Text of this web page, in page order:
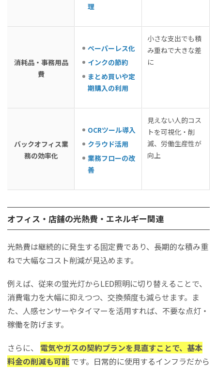
理
消耗品・事務用品
費
ペーパーレス化
インクの節約
まとめ買いや定
期購入の利用
小さな支出でも積
み重ねで大きな差
に
バックオフィス業
務の効率化
OCRツール導入
クラウド活用
業務フローの改
善
見えない人的コス
トを可視化・削
減、労働生産性が
向上
オフィス・店舗の光熱費・エネルギー関連
光熱費は継続的に発生する固定費であり、長期的な積み重
ねで大幅なコスト削減が見込めます。
例えば、従来の蛍光灯からLED照明に切り替えることで、
消費電力を大幅に抑えつつ、交換頻度も減らせます。ま
た、人感センサーやタイマーを活用すれば、不要な点灯・
稼働を防げます。
さらに、 電気やガスの契約プランを見直すことで、基本
料金の削減も可能 です。日常的に使用するインフラだから